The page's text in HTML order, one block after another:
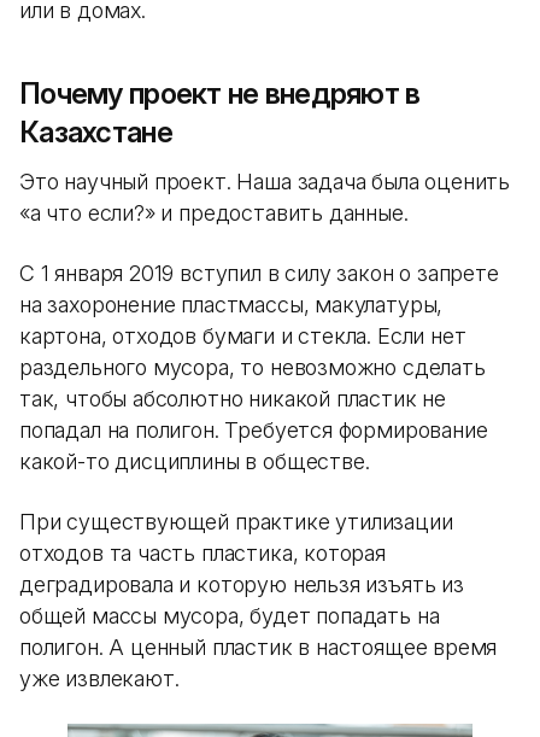
или в домах.
Почему проект не внедряют в
Казахстане
Это научный проект. Наша задача была оценить
«а что если?» и предоставить данные.
С 1 января 2019 вступил в силу закон о запрете
на захоронение пластмассы, макулатуры,
картона, отходов бумаги и стекла. Если нет
раздельного мусора, то невозможно сделать
так, чтобы абсолютно никакой пластик не
попадал на полигон. Требуется формирование
какой-то дисциплины в обществе.
При существующей практике утилизации
отходов та часть пластика, которая
деградировала и которую нельзя изъять из
общей массы мусора, будет попадать на
полигон. А ценный пластик в настоящее время
уже извлекают.